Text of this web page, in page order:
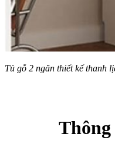
Tủ gỗ 2 ngăn thiết kế thanh